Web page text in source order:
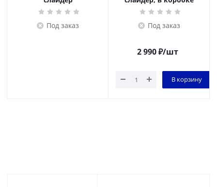
Под заказ Под заказ
2 990₽/шт
В корзину